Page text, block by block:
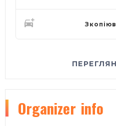
Organizer info